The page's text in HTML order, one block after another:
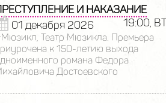
И НАКАЗАНИЕ
01 декабря 2026
19:00,
Театр Мюзикла. Премьера
к 150-летию выхода
романа Федора
Достоевского